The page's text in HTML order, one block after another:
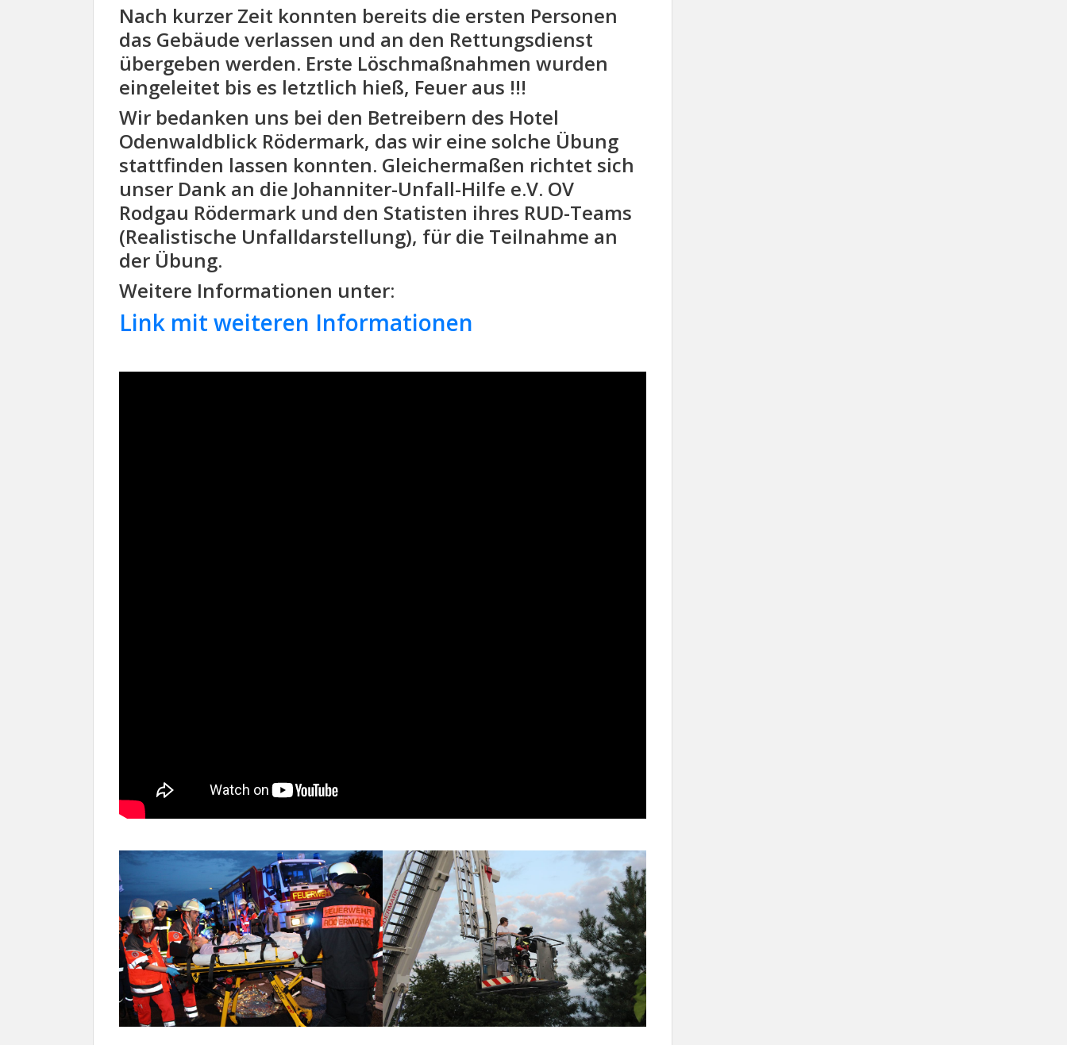
Nach kurzer Zeit konnten bereits die ersten Personen
das Gebäude verlassen und an den Rettungsdienst
übergeben werden. Erste Löschmaßnahmen wurden
eingeleitet bis es letztlich hieß, Feuer aus !!!
Wir bedanken uns bei den Betreibern des Hotel
Odenwaldblick Rödermark, das wir eine solche Übung
stattfinden lassen konnten. Gleichermaßen richtet sich
unser Dank an die Johanniter-Unfall-Hilfe e.V. OV
Rodgau Rödermark und den Statisten ihres RUD-Teams
(Realistische Unfalldarstellung), für die Teilnahme an
der Übung.
Weitere Informationen unter:
Link mit weiteren Informationen